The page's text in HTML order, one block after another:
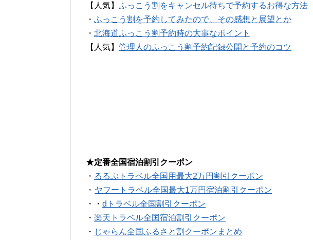
【人気】 ふっこう割をキャンセル待ちで予約するお得な方法
・ ふっこう割を予約してみたので、その感想と展望とか
・ 北海道ふっこう割予約時の大事なポイント
【人気】 管理人のふっこう割予約記録公開と予約のコツ
★定番全国宿泊割引クーポン
・ るるぶトラベル全国用最大2万円割引クーポン
・ ヤフートラベル全国最大1万円宿泊割引クーポン
・・ dトラベル全国割引クーポン
・ 楽天トラベル全国宿泊割引クーポン
・ じゃらん全国ふるさと割クーポンまとめ